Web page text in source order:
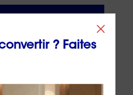
? Faites